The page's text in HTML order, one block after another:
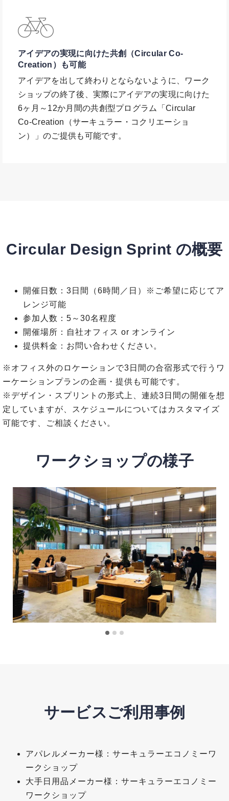
アイデアの実現に向けた共創（Circular Co-
Creation）も可能
アイデアを出して終わりとならないように、ワーク
ショップの終了後、実際にアイデアの実現に向けた
6ヶ月～12か月間の共創型プログラム「Circular
Co-Creation（サーキュラー・コクリエーショ
ン）」のご提供も可能です。
Circular Design Sprint の概要
開催日数：3日間（6時間／日）※ご希望に応じてア
レンジ可能
参加人数：5～30名程度
開催場所：自社オフィス or オンライン
提供料金：お問い合わせください。
※オフィス外のロケーションで3日間の合宿形式で行うワ
ーケーションプランの企画・提供も可能です。
※デザイン・スプリントの形式上、連続3日間の開催を想
定していますが、スケジュールについてはカスタマイズ
可能です、ご相談ください。
ワークショップの様子
サービスご利用事例
アパレルメーカー様：サーキュラーエコノミーワ
ークショップ
大手日用品メーカー様：サーキュラーエコノミー
ワークショップ